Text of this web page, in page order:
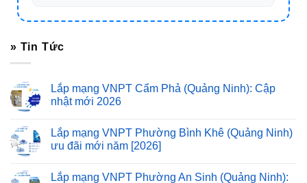
» Tin Tức
Lắp mạng VNPT Cẩm Phả (Quảng Ninh): Cập
nhật mới 2026
Lắp mạng VNPT Phường Bình Khê (Quảng Ninh)
ưu đãi mới năm [2026]
Lắp mạng VNPT Phường An Sinh (Quảng Ninh):